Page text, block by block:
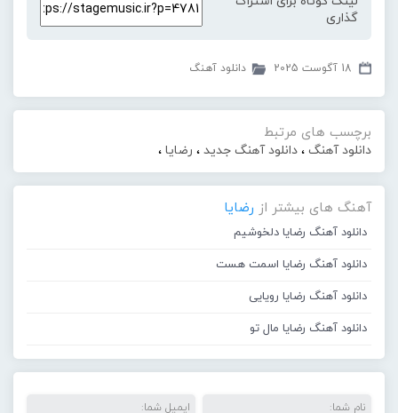
گذاری
18 آگوست 2025 دانلود آهنگ
برچسب های مرتبط
دانلود آهنگ ، دانلود آهنگ جدید ، رضایا ،
آهنگ های بیشتر از رضایا
دانلود آهنگ رضایا دلخوشیم
دانلود آهنگ رضایا اسمت هست
دانلود آهنگ رضایا رویایی
دانلود آهنگ رضایا مال تو